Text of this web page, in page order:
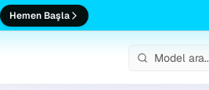
Hemen Başla